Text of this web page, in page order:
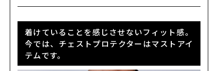
着けていることを感じさせないフィット感。
今では、チェストプロテクターはマストアイ
テムです。
¥43,890(税込)
カートに入れる
¥43,890(税込)